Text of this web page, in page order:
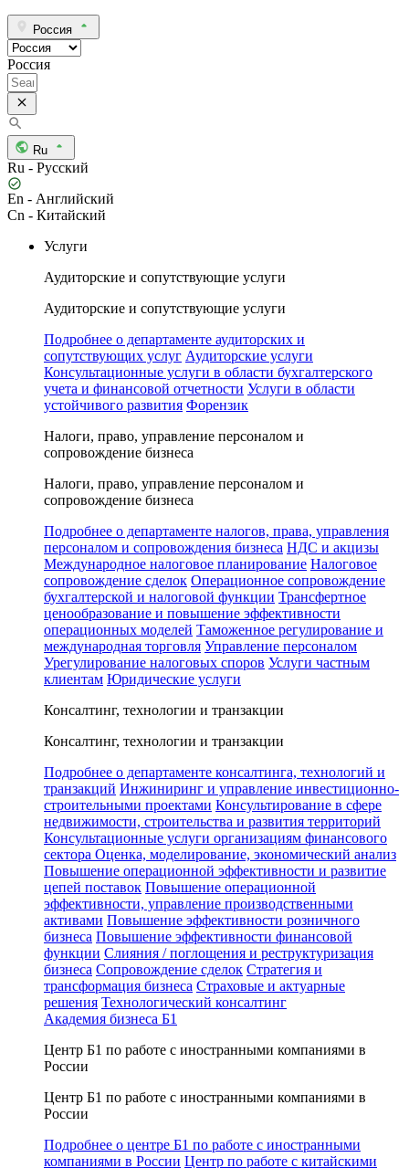
Россия
Россия
Ru
Ru - Русский
En - Английский
Cn - Китайский
Услуги
Аудиторские и сопутствующие услуги
Аудиторские и сопутствующие услуги
Подробнее о департаменте аудиторских и
сопутствующих услуг Аудиторские услуги
Консультационные услуги в области бухгалтерского
учета и финансовой отчетности Услуги в области
устойчивого развития Форензик
Налоги, право, управление персоналом и
сопровождение бизнеса
Налоги, право, управление персоналом и
сопровождение бизнеса
Подробнее о департаменте налогов, права, управления
персоналом и сопровождения бизнеса НДС и акцизы
Международное налоговое планирование Налоговое
сопровождение сделок Операционное сопровождение
бухгалтерской и налоговой функции Трансфертное
ценообразование и повышение эффективности
операционных моделей Таможенное регулирование и
международная торговля Управление персоналом
Урегулирование налоговых споров Услуги частным
клиентам Юридические услуги
Консалтинг, технологии и транзакции
Консалтинг, технологии и транзакции
Подробнее о департаменте консалтинга, технологий и
транзакций Инжиниринг и управление инвестиционно-
строительными проектами Консультирование в сфере
недвижимости, строительства и развития территорий
Консультационные услуги организациям финансового
сектора Оценка, моделирование, экономический анализ
Повышение операционной эффективности и развитие
цепей поставок Повышение операционной
эффективности, управление производственными
активами Повышение эффективности розничного
бизнеса Повышение эффективности финансовой
функции Слияния / поглощения и реструктуризация
бизнеса Сопровождение сделок Стратегия и
трансформация бизнеса Страховые и актуарные
решения Технологический консалтинг
Академия бизнеса Б1
Центр Б1 по работе с иностранными компаниями в
России
Центр Б1 по работе с иностранными компаниями в
России
Подробнее о центре Б1 по работе с иностранными
компаниями в России Центр по работе с китайскими